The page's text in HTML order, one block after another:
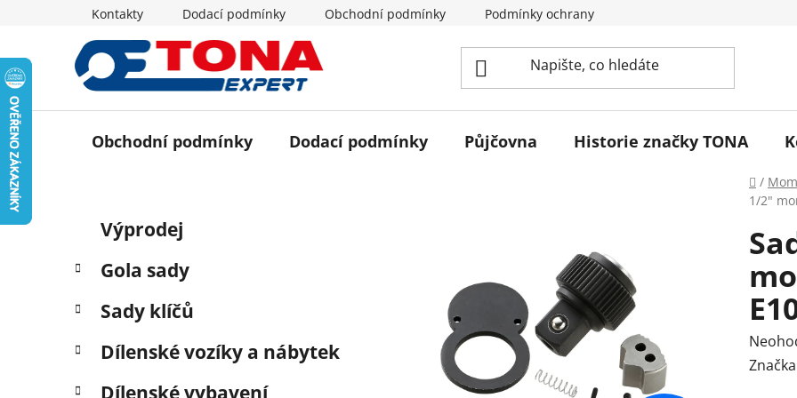
Kontakty Dodací podmínky Obchodní podmínky Podmínky ochrany osobních údajů
Obchodní podmínky Dodací podmínky Půjčovna Historie značky TONA
Domů
/
1/2"
s
r
n
n
Přeskočit
kategorie
e
o
i
Výprodej
Gola sady
Sady klíčů
Dílenské vozíky a nábytek
Dílenské vybavení